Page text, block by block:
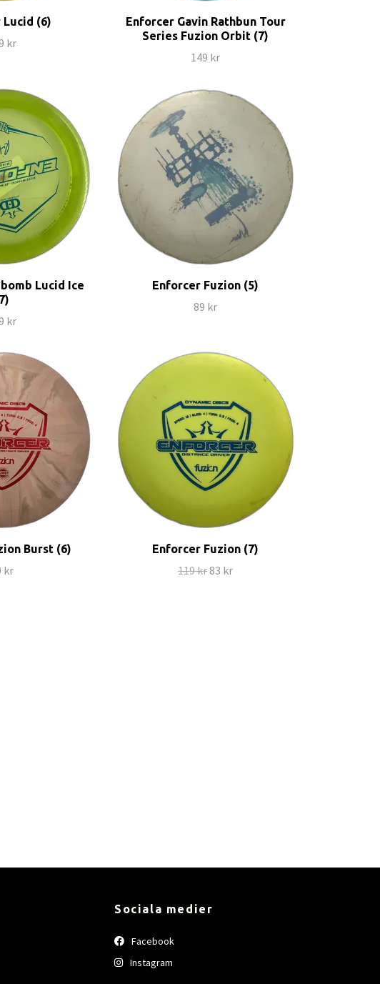
Lucid (6)
kr
Enforcer Gavin Rathbun Tour
Series Fuzion Orbit (7)
149 kr
Lucid Ice
kr
Enforcer Fuzion (5)
89 kr
Burst (6)
kr
Enforcer Fuzion (7)
119 kr83 kr
Sociala medier
Facebook
Instagram